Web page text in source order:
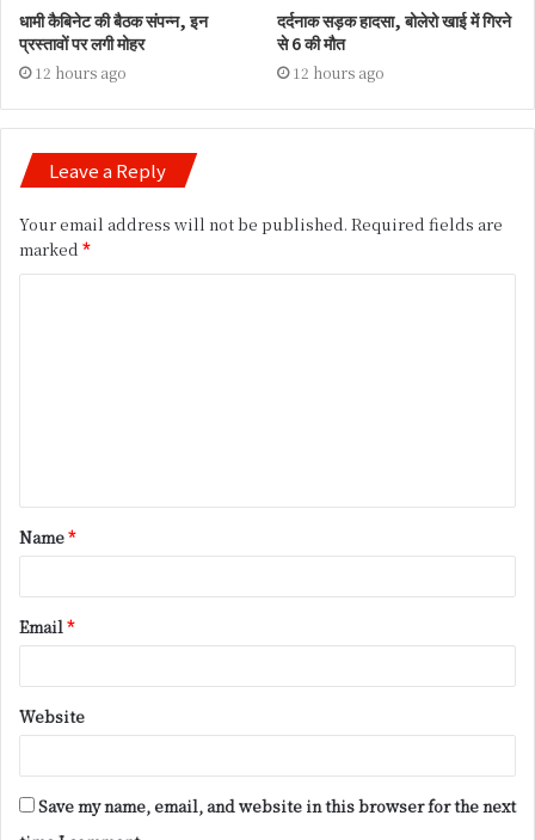
धामी कैबिनेट की बैठक संपन्न, इन
प्रस्तावों पर लगी मोहर
12 hours ago
दर्दनाक सड़क हादसा, बोलेरो खाई में गिरने
से 6 की मौत
12 hours ago
Leave a Reply
Your email address will not be published. Required fields are
marked *
t
*
Name*
Email*
Website
Save my name, email, and website in this browser for the next